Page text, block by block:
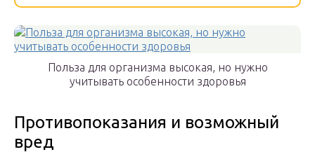
Польза для организма высокая, но нужно
учитывать особенности здоровья
Противопоказания и возможный
вред